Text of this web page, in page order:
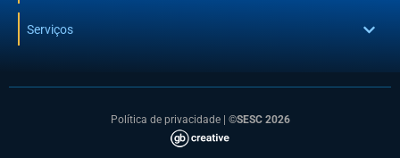
Serviços
Política de privacidade| ©SESC 2026